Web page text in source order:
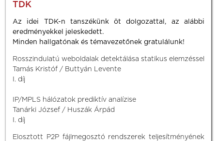
TDK
Az idei TDK-n tanszékünk öt dolgozattal, az alábbi
eredményekkel jeleskedett.
Minden hallgatónak és témavezetőnek gratulálunk!
Rosszindulatú weboldalak detektálása statikus elemzéssel
Tamás Kristóf / Buttyán Levente
I. díj
IP/MPLS hálózatok prediktív analízise
Tanárki József / Huszák Árpád
I. díj
Elosztott P2P fájlmegosztó rendszerek teljesítményének